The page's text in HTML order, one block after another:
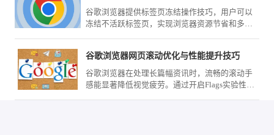
谷歌浏览器提供标签页冻结操作技巧，用户可以
冻结不活跃标签页，实现浏览器资源节省和多任
谷歌浏览器网页滚动优化与性能提升技巧
谷歌浏览器在处理长篇幅资讯时，流畅的滚动手
感能显著降低视觉疲劳。通过开启Flags实验性平